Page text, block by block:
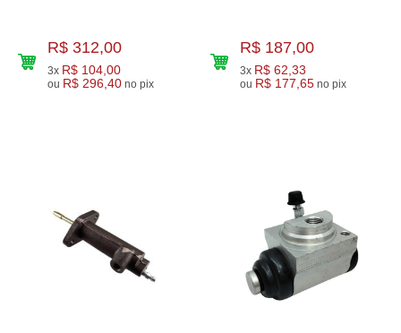
R$ 312,00
3x R$ 104,00
ou R$ 296,40 no pix
R$ 187,00
3x R$ 62,33
ou R$ 177,65 no pix